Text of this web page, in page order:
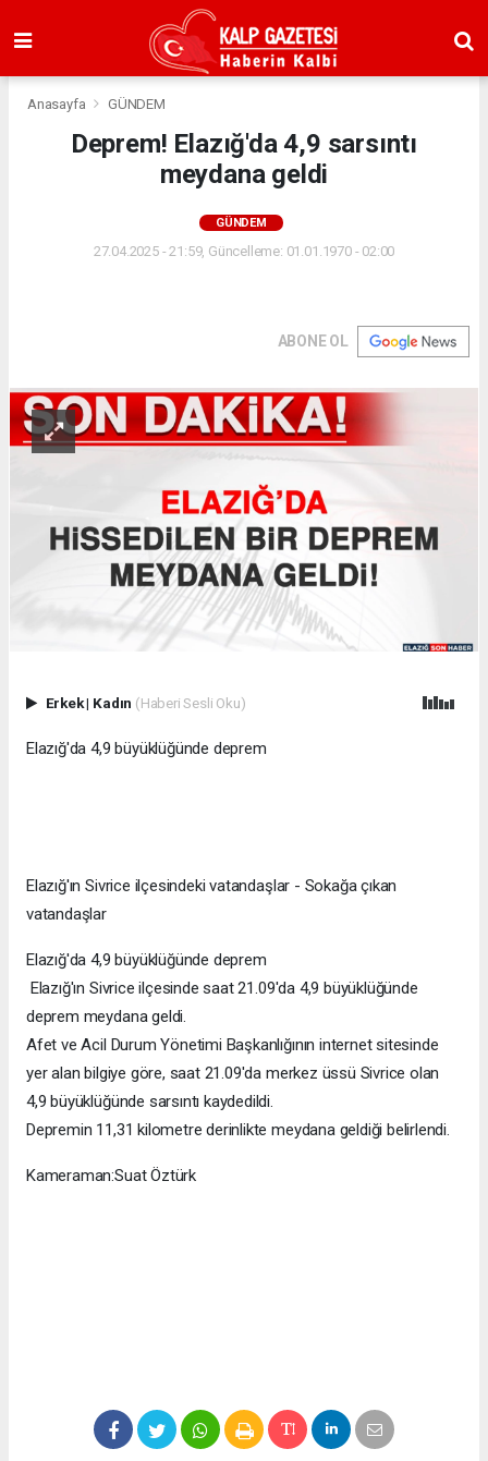
Anasayfa GÜNDEM
Deprem! Elazığ'da 4,9 sarsıntı
meydana geldi
GÜNDEM
27.04.2025 - 21:59, Güncelleme: 01.01.1970 - 02:00
ABONE OL
Erkek| Kadın (Haberi Sesli Oku)
Elazığ'da 4,9 büyüklüğünde deprem
Elazığ'ın Sivrice ilçesindeki vatandaşlar - Sokağa çıkan
vatandaşlar
Elazığ'da 4,9 büyüklüğünde deprem
Elazığ'ın Sivrice ilçesinde saat 21.09'da 4,9 büyüklüğünde
deprem meydana geldi.
Afet ve Acil Durum Yönetimi Başkanlığının internet sitesinde
yer alan bilgiye göre, saat 21.09'da merkez üssü Sivrice olan
4,9 büyüklüğünde sarsıntı kaydedildi.
Depremin 11,31 kilometre derinlikte meydana geldiği belirlendi.
Kameraman:Suat Öztürk